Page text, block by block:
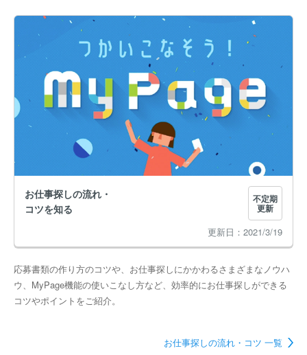
お仕事探しの流れ・
コツを知る
不定期
更新
2021/3/19
応募書類の作り方のコツや、お仕事探しにかかわるさまざまなノウハ
ウ、MyPage機能の使いこなし方など、効率的にお仕事探しができる
コツやポイントをご紹介。
お仕事探しの流れ・コツ 一覧